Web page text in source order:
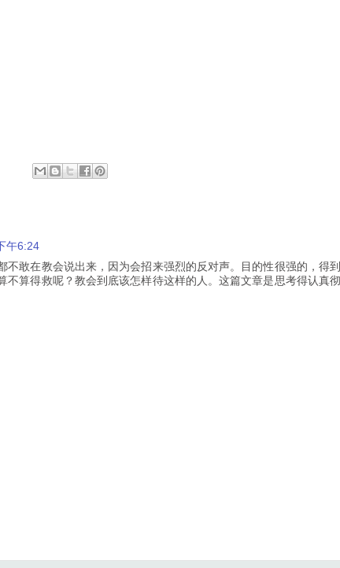
午6:24
不敢在教会说出来，因为会招来强烈的反对声。目的性很强的，得到
不算得救呢？教会到底该怎样待这样的人。这篇文章是思考得认真彻